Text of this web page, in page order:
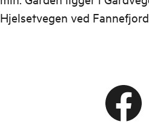
Hjelsetvegen ved